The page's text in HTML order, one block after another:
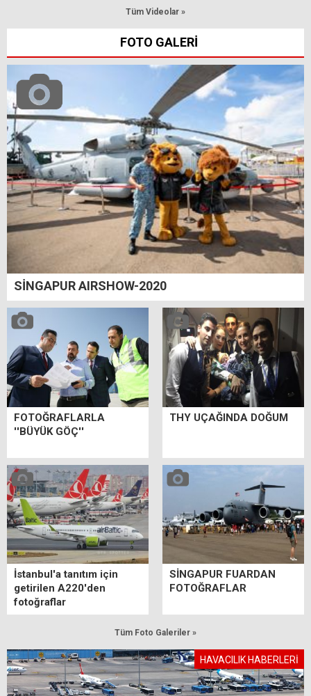
Tüm Videolar »
FOTO GALERİ
SİNGAPUR AIRSHOW-2020
FOTOĞRAFLARLA
''BÜYÜK GÖÇ''
THY UÇAĞINDA DOĞUM
İstanbul'a tanıtım için
getirilen A220'den
fotoğraflar
SİNGAPUR FUARDAN
FOTOĞRAFLAR
Tüm Foto Galeriler »
HAVACILIK HABERLERİ